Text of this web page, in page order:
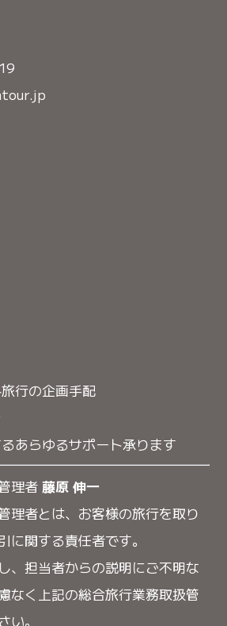
行の企画手配
あらゆるサポート承ります
理者藤原 伸一
理者とは、お客様の旅行を取り
に関する責任者です。
、担当者からの説明にご不明な
なく上記の総合旅行業務取扱管
い。